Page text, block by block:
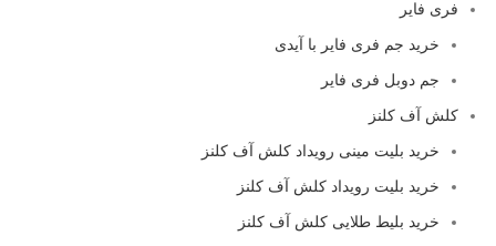
فری فایر
خرید جم فری فایر با آیدی
جم دوبل فری فایر
کلش آف کلنز
خرید بلیت مینی رویداد کلش آف کلنز
خرید بلیت رویداد کلش آف کلنز
خرید بلیط طلایی کلش آف کلنز